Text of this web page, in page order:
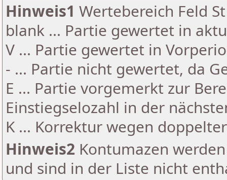
Hinweis1 Wertebereich Feld
blank ... Partie gewertet in
V ... Partie gewertet in
- ... Partie nicht gewertet, da
E ... Partie vorgemerkt zur
Einstiegselozahl in der
K ... Korrektur wegen
Hinweis2 Kontumazen
und sind in der Liste nicht